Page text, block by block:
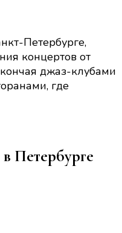
Петербурге,
концертов от
джаз-клубами
где
Петербурге